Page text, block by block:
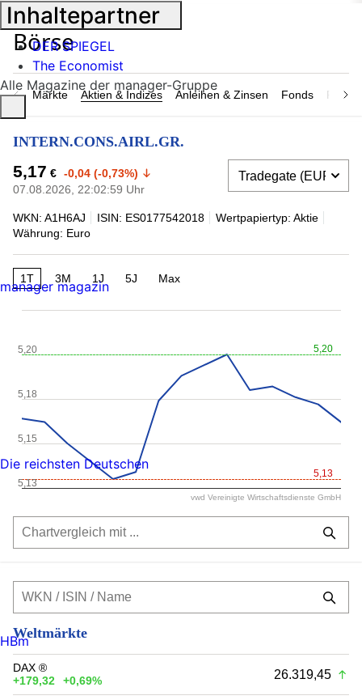
Märkte Aktien & Indizes Anleihen & Zinsen Fonds
INTERN.CONS.AIRL.GR.
5,17 € -0,04 (-0,73%)
07.08.2026, 22:02:59 Uhr
WKN: A1H6AJ ISIN: ES0177542018
Wertpapiertyp: Aktie
Währung: Euro
1T 3M 1J 5J Max
5,20
5,13
5,13
5,15
5,18
5,20
vwd Vereinigte Wirtschaftsdienste GmbH
Weltmärkte
DAX ®
+179,32
+0,69% 26.319,45
Inhaltepartner
DER SPIEGEL
The Economist
Alle Magazine der manager-Gruppe
manager magazin
Die reichsten Deutschen
HBm